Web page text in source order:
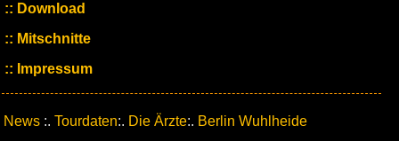
Download
Mitschnitte
Impressum
News :. Tourdaten:. Die Ärzte:. Berlin Wuhlheide